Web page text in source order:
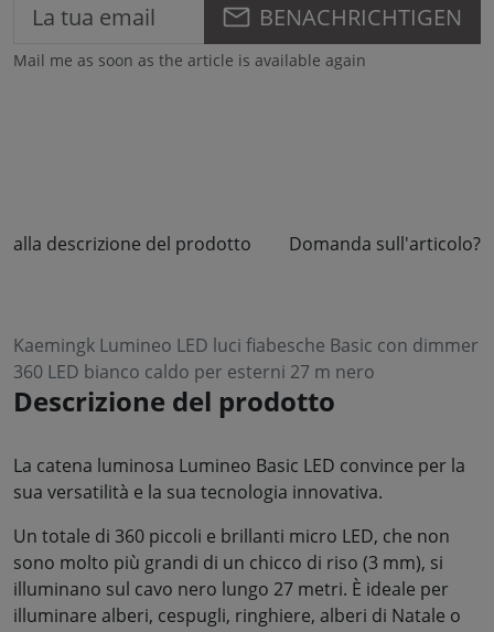
BENACHRICHTIGEN
Mail me as soon as the article is available again
alla descrizione del prodotto Domanda sull'articolo?
Kaemingk Lumineo LED luci fiabesche Basic con dimmer
360 LED bianco caldo per esterni 27 m nero
Descrizione del prodotto
La catena luminosa Lumineo Basic LED convince per la
sua versatilità e la sua tecnologia innovativa.
Un totale di 360 piccoli e brillanti micro LED, che non
sono molto più grandi di un chicco di riso (3 mm), si
illuminano sul cavo nero lungo 27 metri. È ideale per
illuminare alberi, cespugli, ringhiere, alberi di Natale o